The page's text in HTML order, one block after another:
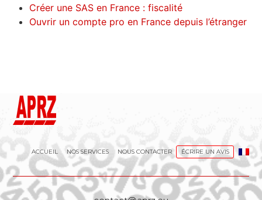
Créer une SAS en France : fiscalité
Ouvrir un compte pro en France depuis l’étranger
ACCUEIL NOS SERVICES NOUS CONTACTER ÉCRIRE UN AVIS